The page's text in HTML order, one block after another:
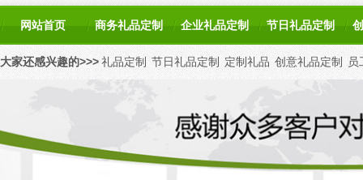
网站首页 商务礼品定制 企业礼品定制 节日礼品定制
大家还感兴趣的>>>礼品定制 节日礼品定制 定制礼品 创意礼品定制 员